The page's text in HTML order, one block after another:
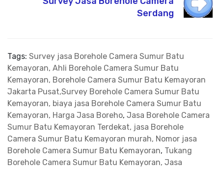
Serdang
Tags: Survey jasa Borehole Camera Sumur Batu
Kemayoran, Ahli Borehole Camera Sumur Batu
Kemayoran, Borehole Camera Sumur Batu Kemayoran
Jakarta Pusat,Survey Borehole Camera Sumur Batu
Kemayoran, biaya jasa Borehole Camera Sumur Batu
Kemayoran, Harga Jasa Boreho, Jasa Borehole Camera
Sumur Batu Kemayoran Terdekat, jasa Borehole
Camera Sumur Batu Kemayoran murah, Nomor jasa
Borehole Camera Sumur Batu Kemayoran, Tukang
Borehole Camera Sumur Batu Kemayoran, Jasa